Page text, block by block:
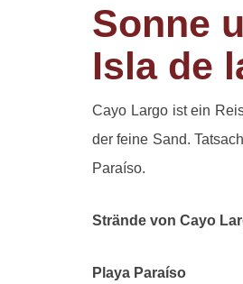
Sonne
Isla de
Cayo Largo ist ein
der feine Sand.
Paraíso.
Strände von Cayo
Playa Paraíso